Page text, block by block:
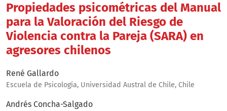
Propiedades psicométricas del Manual
para la Valoración del Riesgo de
Violencia contra la Pareja (SARA) en
agresores chilenos
René Gallardo
Escuela de Psicología, Universidad Austral de Chile, Chile
Andrés Concha-Salgado